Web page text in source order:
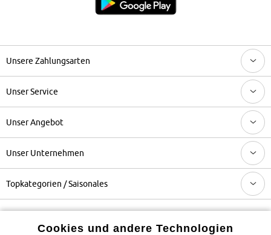
Unsere Zahlungsarten
Unser Service
Unser Angebot
Unser Unternehmen
Topkategorien / Saisonales
Mehr von bonprix auf
Cookies und andere Technologien